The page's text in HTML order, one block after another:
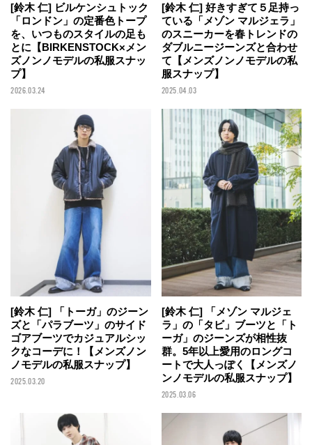
[鈴木 仁] ビルケンシュトック
「ロンドン」の定番色トープ
を、いつものスタイルの足も
とに【BIRKENSTOCK×メン
ズノンノモデルの私服スナッ
プ】
2026.03.24
[鈴木 仁] 好きすぎて５足持っ
ている「メゾン マルジェラ」
のスニーカーを春トレンドの
ダブルニージーンズと合わせ
て【メンズノンノモデルの私
服スナップ】
2025.04.03
[鈴木 仁] 「トーガ」のジーン
ズと「パラブーツ」のサイド
ゴアブーツでカジュアルシッ
クなコーデに！【メンズノン
ノモデルの私服スナップ】
2025.03.20
[鈴木 仁] 「メゾン マルジェ
ラ」の「タビ」ブーツと「ト
ーガ」のジーンズが相性抜
群。5年以上愛用のロングコ
ートで大人っぽく【メンズノ
ンノモデルの私服スナップ】
2025.03.06